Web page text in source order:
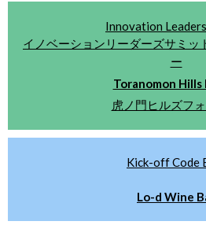
Innovation
イノベーションリーダーズサミッ
ー
Toranomon Hills
虎ノ門ヒルズフ
Kick-off Code
Lo-d Wine